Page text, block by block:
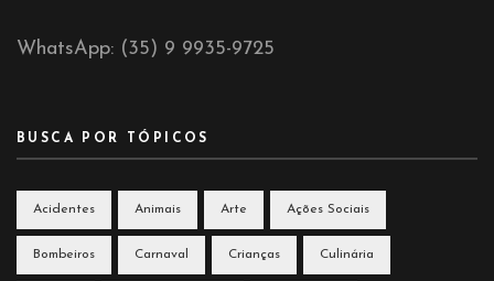
WhatsApp: (35) 9 9935-9725
BUSCA POR TÓPICOS
Acidentes Animais Arte Ações Sociais
Bombeiros Carnaval Crianças Culinária